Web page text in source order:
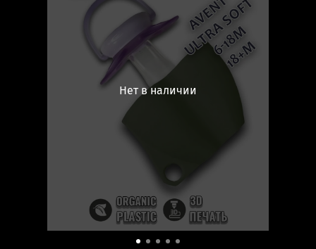
Нет в наличии